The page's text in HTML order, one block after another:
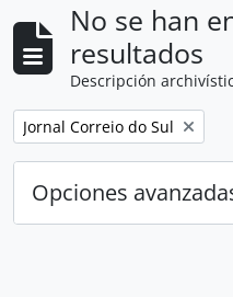
No se han
resultados
Descripción
Remove filter:
Jornal Correio do Sul
Opciones